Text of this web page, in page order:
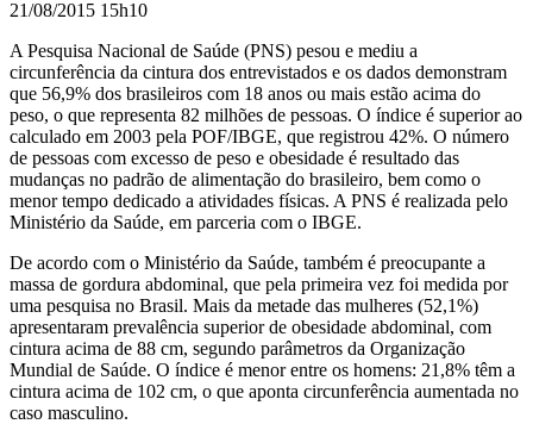
21/08/2015 15h10
A Pesquisa Nacional de Saúde (PNS) pesou e mediu a
circunferência da cintura dos entrevistados e os dados demonstram
que 56,9% dos brasileiros com 18 anos ou mais estão acima do
peso, o que representa 82 milhões de pessoas. O índice é superior ao
calculado em 2003 pela POF/IBGE, que registrou 42%. O número
de pessoas com excesso de peso e obesidade é resultado das
mudanças no padrão de alimentação do brasileiro, bem como o
menor tempo dedicado a atividades físicas. A PNS é realizada pelo
Ministério da Saúde, em parceria com o IBGE.
De acordo com o Ministério da Saúde, também é preocupante a
massa de gordura abdominal, que pela primeira vez foi medida por
uma pesquisa no Brasil. Mais da metade das mulheres (52,1%)
apresentaram prevalência superior de obesidade abdominal, com
cintura acima de 88 cm, segundo parâmetros da Organização
Mundial de Saúde. O índice é menor entre os homens: 21,8% têm a
cintura acima de 102 cm, o que aponta circunferência aumentada no
caso masculino.